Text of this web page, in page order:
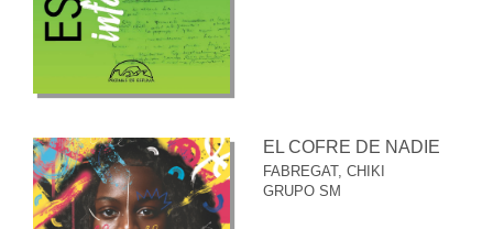
EL COFRE DE NADIE
FABREGAT, CHIKI
GRUPO SM